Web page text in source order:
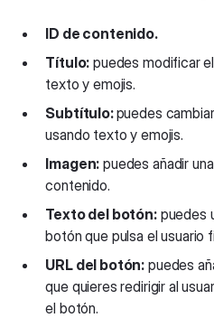
ID de contenido.
Título: puedes modificar
texto y emojis.
Subtítulo:puedes
usando texto y emojis.
Imagen: puedes añadir
contenido.
Texto del botón:puedes
botón que pulsa el usuario
URL del botón: puedes
que quieres redirigir al
el botón.